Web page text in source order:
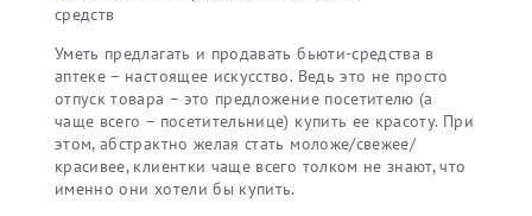
Уметь предлагать и продавать бьюти-средства в
аптеке – настоящее искусство. Ведь это не просто
отпуск товара – это предложение посетителю (а
чаще всего – посетительнице) купить ее красоту. При
этом, абстрактно желая стать моложе/свежее/
красивее, клиентки чаще всего толком не знают, что
именно они хотели бы купить.